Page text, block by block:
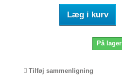
Læg i kurv
På lager
Tilføj sammenligning